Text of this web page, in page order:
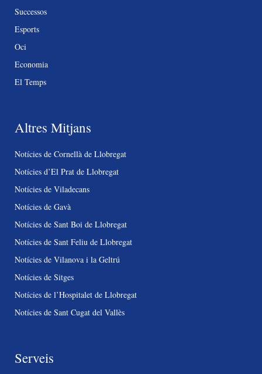
Successos
Esports
Oci
Economia
El Temps
Altres Mitjans
Notícies de Cornellà de Llobregat
Notícies d’El Prat de Llobregat
Notícies de Viladecans
Notícies de Gavà
Notícies de Sant Boi de Llobregat
Notícies de Sant Feliu de Llobregat
Notícies de Vilanova i la Geltrú
Notícies de Sitges
Notícies de l’Hospitalet de Llobregat
Notícies de Sant Cugat del Vallès
Serveis